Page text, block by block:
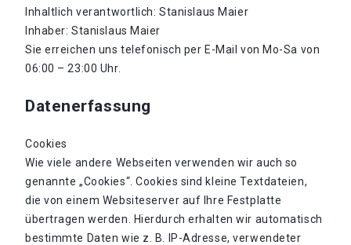
Inhaltlich verantwortlich: Stanislaus Maier
Inhaber: Stanislaus Maier
Sie erreichen uns telefonisch per E-Mail von Mo-Sa von
06:00 – 23:00 Uhr.
Datenerfassung
Cookies
Wie viele andere Webseiten verwenden wir auch so
genannte „Cookies“. Cookies sind kleine Textdateien,
die von einem Websiteserver auf Ihre Festplatte
übertragen werden. Hierdurch erhalten wir automatisch
bestimmte Daten wie z. B. IP-Adresse, verwendeter